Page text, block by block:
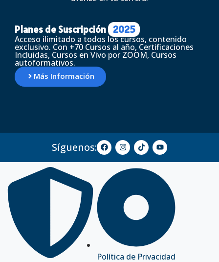
Planes de Suscripción 2025
Acceso ilimitado a todos los cursos, contenido
exclusivo. Con +70 Cursos al año, Certificaciones
Incluidas, Cursos en Vivo por ZOOM, Cursos
autoformativos.
Más Información
Síguenos:
Política de Privacidad